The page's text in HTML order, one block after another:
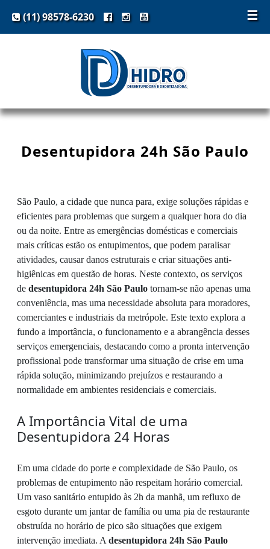
☰
(11) 98578-6230
Desentupidora 24h São Paulo
São Paulo, a cidade que nunca para, exige soluções rápidas e
eficientes para problemas que surgem a qualquer hora do dia
ou da noite. Entre as emergências domésticas e comerciais
mais críticas estão os entupimentos, que podem paralisar
atividades, causar danos estruturais e criar situações anti-
higiênicas em questão de horas. Neste contexto, os serviços
de desentupidora 24h São Paulo tornam-se não apenas uma
conveniência, mas uma necessidade absoluta para moradores,
comerciantes e industriais da metrópole. Este texto explora a
fundo a importância, o funcionamento e a abrangência desses
serviços emergenciais, destacando como a pronta intervenção
profissional pode transformar uma situação de crise em uma
rápida solução, minimizando prejuízos e restaurando a
normalidade em ambientes residenciais e comerciais.
A Importância Vital de uma
Desentupidora 24 Horas
Em uma cidade do porte e complexidade de São Paulo, os
problemas de entupimento não respeitam horário comercial.
Um vaso sanitário entupido às 2h da manhã, um refluxo de
esgoto durante um jantar de família ou uma pia de restaurante
obstruída no horário de pico são situações que exigem
intervenção imediata. A desentupidora 24h São Paulo